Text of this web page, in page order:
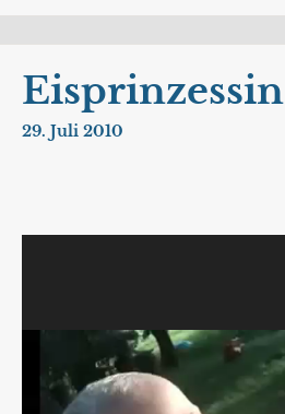
Eisprinzessin
29. Juli 2010